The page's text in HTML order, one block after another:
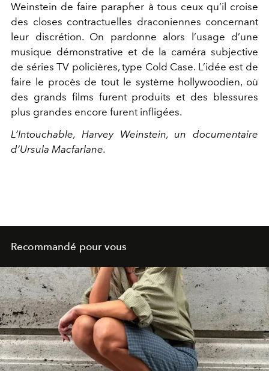
Weinstein de faire parapher à tous ceux qu’il croise
des closes contractuelles draconiennes concernant
leur discrétion. On pardonne alors l’usage d’une
musique démonstrative et de la caméra subjective
de séries TV policières, type Cold Case. L’idée est de
faire le procès de tout le système hollywoodien, où
des grands films furent produits et des blessures
plus grandes encore furent infligées.
L’Intouchable, Harvey Weinstein, un documentaire
d’Ursula Macfarlane.
Recommandé pour vous